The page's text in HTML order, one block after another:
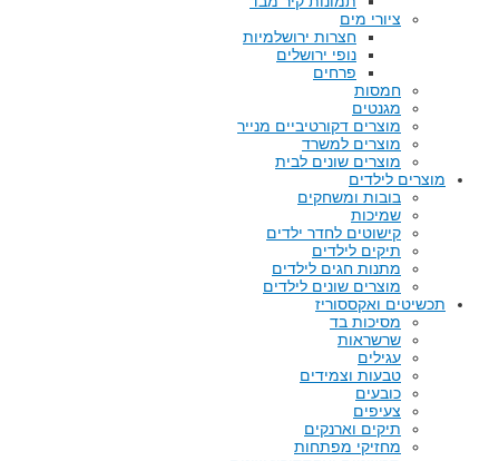
ציורי מים
חצרות ירושלמיות
נופי ירושלים
פרחים
חמסות
מגנטים
מוצרים דקורטיביים מנייר
מוצרים למשרד
מוצרים שונים לבית
מוצרים לילדים
בובות ומשחקים
שמיכות
קישוטים לחדר ילדים
תיקים לילדים
מתנות חגים לילדים
מוצרים שונים לילדים
תכשיטים ואקססוריז
מסיכות בד
שרשראות
עגילים
טבעות וצמידים
כובעים
צעיפים
תיקים וארנקים
מחזיקי מפתחות